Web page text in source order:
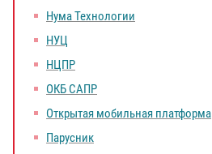
Нума Технологии
НУЦ
НЦПР
ОКБ САПР
Открытая мобильная платформа
Парусник